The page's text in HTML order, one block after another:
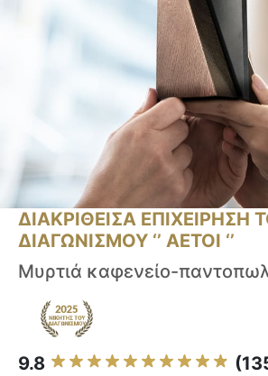
ΔΙΑΚΡΙΘΕΙΣΑ ΕΠΙΧΕΙΡΗΣΗ
ΔΙΑΓΩΝΙΣΜΟΥ ‘’ ΑΕΤΟΙ ‘’
Μυρτιά καφενείο-
9.8